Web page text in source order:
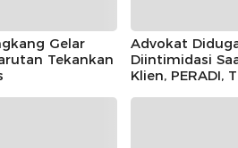
Gelar
Tekankan
Advokat
Diintimidasi
Klien, PERADI,